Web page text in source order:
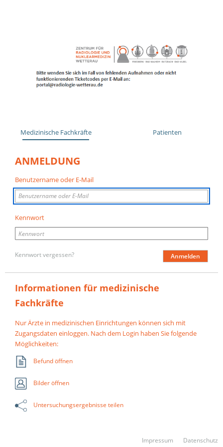
Medizinische Fachkräfte Patienten
ANMELDUNG
Benutzername oder E-Mail
Kennwort
Kennwort vergessen?
Informationen für medizinische
Fachkräfte
Nur Ärzte in medizinischen Einrichtungen können sich mit
Zugangsdaten einloggen. Nach dem Login haben Sie folgende
Möglichkeiten:
Befund öffnen
Bilder öffnen
Untersuchungsergebnisse teilen
Impressum (öffnet in neuem
Datenschutz